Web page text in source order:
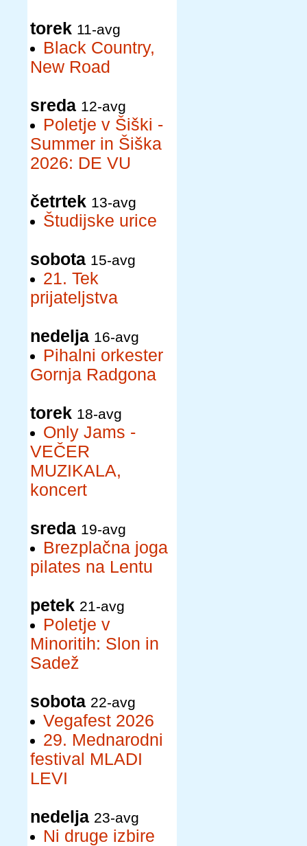
torek 11-avg
Black Country,
New Road
sreda 12-avg
Poletje v Šiški -
Summer in Šiška
2026: DE VU
četrtek 13-avg
Študijske urice
sobota 15-avg
21. Tek
prijateljstva
nedelja 16-avg
Pihalni orkester
Gornja Radgona
torek 18-avg
Only Jams -
VEČER
MUZIKALA,
koncert
sreda 19-avg
Brezplačna joga
pilates na Lentu
petek 21-avg
Poletje v
Minoritih: Slon in
Sadež
sobota 22-avg
Vegafest 2026
29. Mednarodni
festival MLADI
LEVI
nedelja 23-avg
Ni druge izbire